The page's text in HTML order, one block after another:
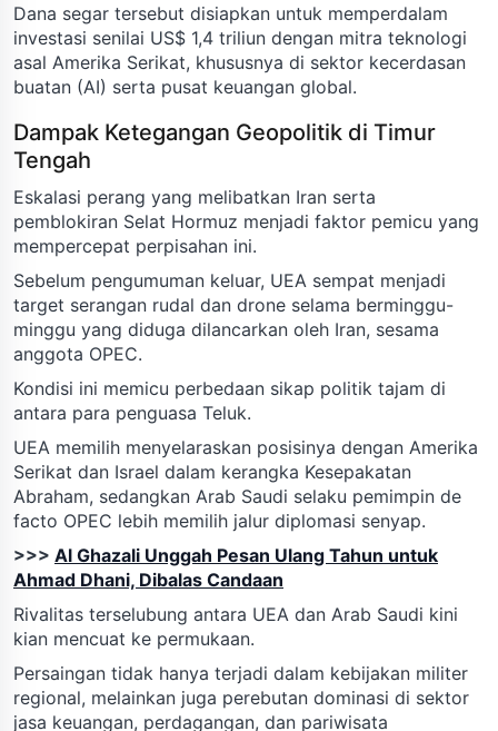
Dana segar tersebut disiapkan untuk memperdalam
investasi senilai US$ 1,4 triliun dengan mitra teknologi
asal Amerika Serikat, khususnya di sektor kecerdasan
buatan (AI) serta pusat keuangan global.
Dampak Ketegangan Geopolitik di Timur
Tengah
Eskalasi perang yang melibatkan Iran serta
pemblokiran Selat Hormuz menjadi faktor pemicu yang
mempercepat perpisahan ini.
Sebelum pengumuman keluar, UEA sempat menjadi
target serangan rudal dan drone selama berminggu-
minggu yang diduga dilancarkan oleh Iran, sesama
anggota OPEC.
Kondisi ini memicu perbedaan sikap politik tajam di
antara para penguasa Teluk.
UEA memilih menyelaraskan posisinya dengan Amerika
Serikat dan Israel dalam kerangka Kesepakatan
Abraham, sedangkan Arab Saudi selaku pemimpin de
facto OPEC lebih memilih jalur diplomasi senyap.
>>> Al Ghazali Unggah Pesan Ulang Tahun untuk
Ahmad Dhani, Dibalas Candaan
Rivalitas terselubung antara UEA dan Arab Saudi kini
kian mencuat ke permukaan.
Persaingan tidak hanya terjadi dalam kebijakan militer
regional, melainkan juga perebutan dominasi di sektor
jasa keuangan, perdagangan, dan pariwisata